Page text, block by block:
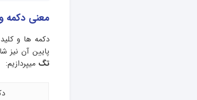
معنی دکمه
دکمه ها و
پایین آن نیز
تگ میپردازیم: